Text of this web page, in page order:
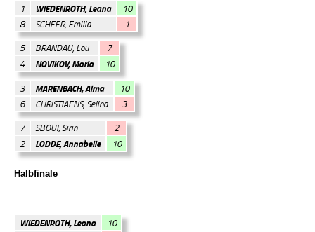
1 WIEDENROTH, Leana
10
8
SCHEER, Emilia
1
5
BRANDAU, Lou
7
4
NOVIKOV, Maria
10
3
MARENBACH, Alma
10
6
CHRISTIAENS, Selina
3
7
SBOUI, Sirin
2
2
LODDE, Annabelle 10
Halbfinale
WIEDENROTH, Leana
10